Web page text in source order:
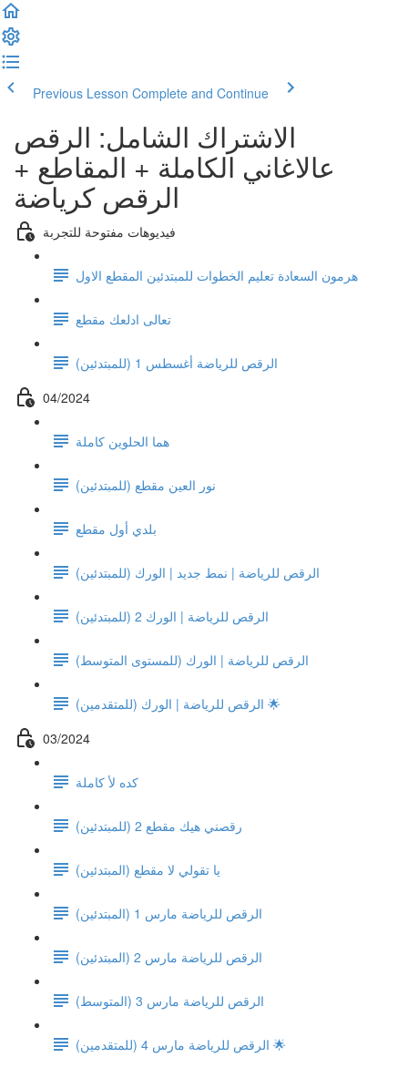
Previous Lesson Complete and Continue
الاشتراك الشامل: الرقص
عالاغاني الكاملة + المقاطع +
الرقص كرياضة
فيديوهات مفتوحة للتجربة
هرمون السعادة تعليم الخطوات للمبتدئين المقطع الاول
تعالى ادلعك مقطع
الرقص للرياضة أغسطس 1 (للمبتدئين)
04/2024
هما الحلوين كاملة
نور العين مقطع (للمبتدئين)
بلدي أول مقطع
الرقص للرياضة | نمط جديد | الورك (للمبتدئين)
الرقص للرياضة | الورك 2 (للمبتدئين)
الرقص للرياضة | الورك (للمستوى المتوسط)
الرقص للرياضة | الورك (للمتقدمين) 🌟
03/2024
كده لأ كاملة
رقصني هيك مقطع 2 (للمبتدئين)
يا تقولي لا مقطع (المبتدئين)
الرقص للرياضة مارس 1 (المبتدئين)
الرقص للرياضة مارس 2 (المبتدئين)
الرقص للرياضة مارس 3 (المتوسط)
الرقص للرياضة مارس 4 (للمتقدمين) 🌟